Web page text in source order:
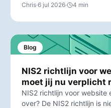
Chris 6 jul 2026 4 min
Blog
NIS2 richtlijn voor
moet jij nu verplicht
NIS2 richtlijn voor website
over? De NIS2 richtlijn is